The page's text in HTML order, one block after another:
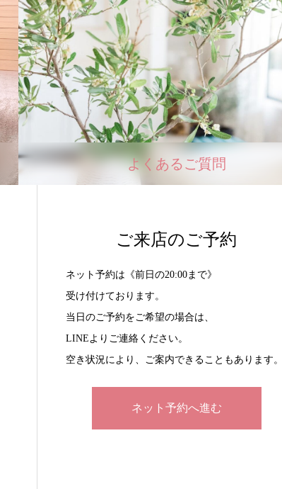
よくあるご質問
ご来店のご予約
ネット予約は《前日の20:00まで》
受け付けております。
当日のご予約をご希望の場合は、
LINEよりご連絡ください。
空き状況により、ご案内できることもあります。
ネット予約へ進む